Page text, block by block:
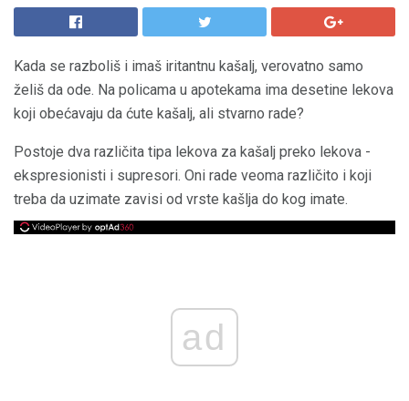
Kada se razboliš i imaš iritantnu kašalj, verovatno samo
želiš da ode. Na policama u apotekama ima desetine lekova
koji obećavaju da ćute kašalj, ali stvarno rade?
Postoje dva različita tipa lekova za kašalj preko lekova -
ekspresionisti i supresori. Oni rade veoma različito i koji
treba da uzimate zavisi od vrste kašlja do kog imate.
ad